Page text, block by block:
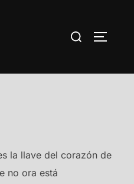
Buscar:
la llave del corazón de
no ora está